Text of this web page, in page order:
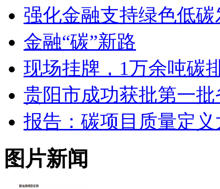
强化金融支持绿色低碳
金融“碳”新路
现场挂牌，1万余吨碳
贵阳市成功获批第一
报告：碳项目质量定
图片新闻